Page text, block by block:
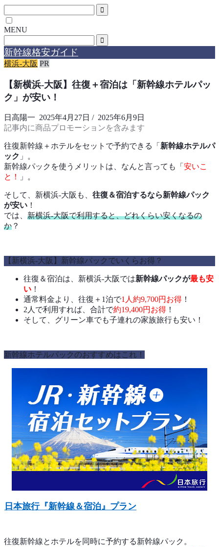
MENU
新幹線格安ガイド
横浜-大阪 PR
【新横浜-大阪】往復＋宿泊は「新幹線ホテルパッ
ク」が安い！
日高陽一 2025年4月27日 / 2025年6月9日
記事内に商品プロモーションを含みます
往復新幹線＋ホテルをセットで予約できる「 新幹線ホテルパ
ック 」。
新幹線パックを使うメリットは、なんと言っても「 安いこ
と！
」。
そして、新横浜-大阪も、 往復＆宿泊するなら新幹線パック
が安い ！
では、 新横浜-大阪で利用すると、どれくらい安くなるの
か ？
【新横浜-大阪】新幹線パックでいくらお得？
往復＆宿泊は、新横浜-大阪では新幹線パックが最も安
い ！
通常料金より、往復＋1泊で1人約9,700円お得 ！
2人で利用すれば、合計で約19,400円お得 ！
そして、グリーン車でも子連れの家族旅行も安い！
新幹線ホテルパックのおすすめはこれ！
日本旅行『新幹線＆宿泊』プラン
往復新幹線とホテルを同時に予約する新幹線パック。